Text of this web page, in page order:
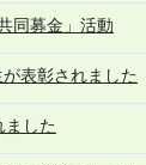
同募金」活動
表彰されました
ました